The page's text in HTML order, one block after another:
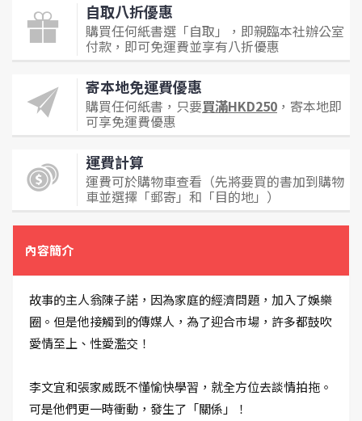
自取八折優惠
購買任何紙書選「自取」，即親臨本社辦公室
付款，即可免運費並享有八折優惠
寄本地免運費優惠
購買任何紙書，只要買滿HKD250 ，寄本地即
可享免運費優惠
運費計算
運費可於購物車查看（先將要買的書加到購物
車並選擇「郵寄」和「目的地」）
內容簡介
故事的主人翁陳子諾，因為家庭的經濟問題，加入了娛樂
圈。但是他接觸到的傳媒人，為了迎合巿場，許多都鼓吹
愛情至上、性愛濫交！
李文宜和張家威既不懂愉快學習，就全方位去談情拍拖。
可是他們更一時衝動，發生了「關係」！